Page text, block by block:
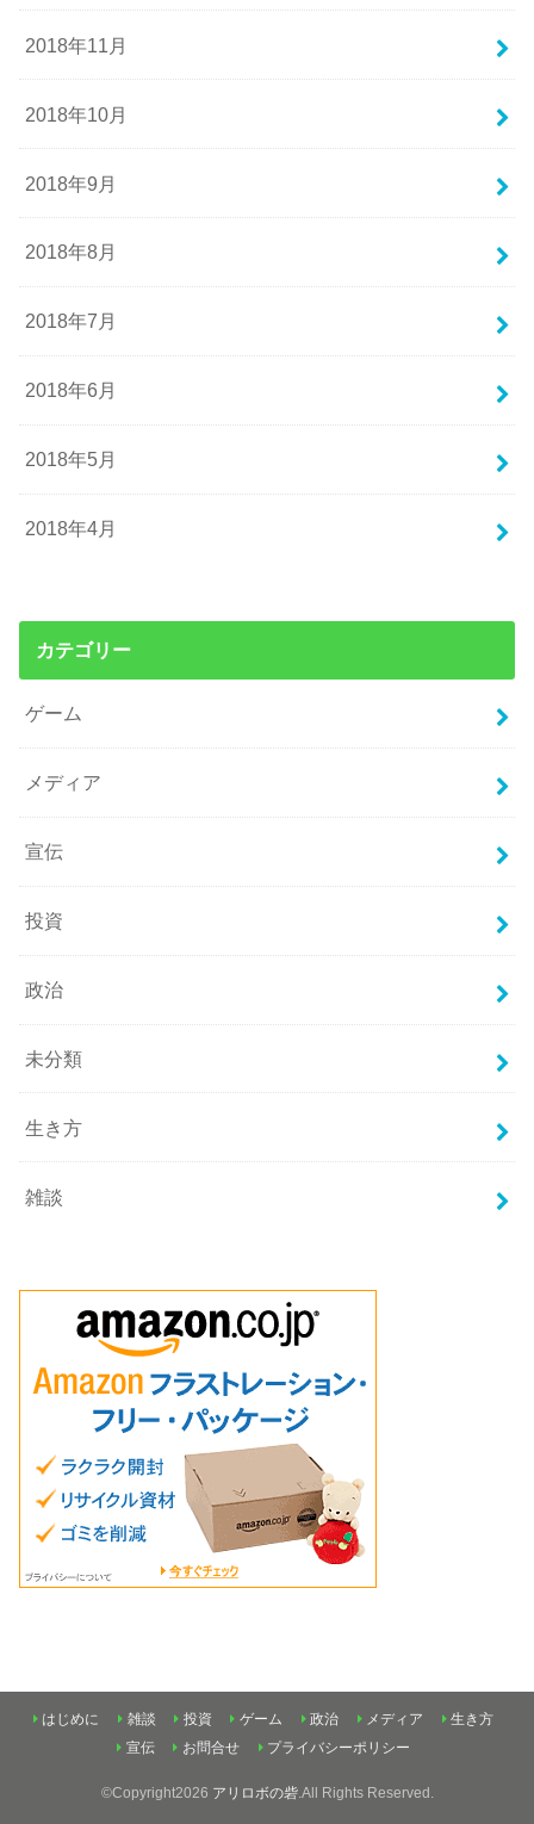
2018年11月
2018年10月
2018年9月
2018年8月
2018年7月
2018年6月
2018年5月
2018年4月
カテゴリー
ゲーム
メディア
宣伝
投資
政治
未分類
生き方
雑談
はじめに 雑談 投資 ゲーム 政治 メディア
生き方
宣伝
お問合せ プライバシーポリシー
©Copyright2026 アリロボの砦.All Rights Reserved.